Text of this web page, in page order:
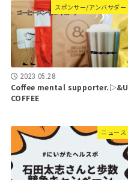
スポンサー/アンバサダー
2023.05.28
Coffee mental supporter.▷&U
COFFEE
ニュース